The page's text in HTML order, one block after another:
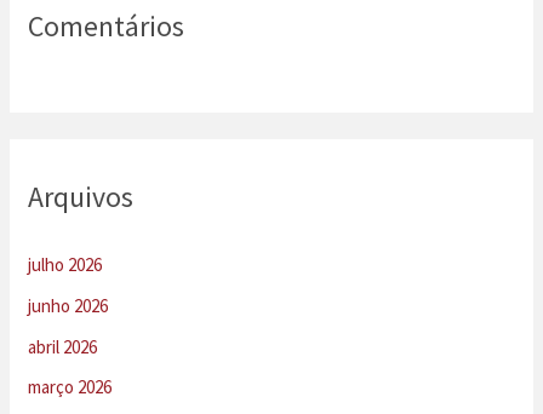
Comentários
Arquivos
julho 2026
junho 2026
abril 2026
março 2026